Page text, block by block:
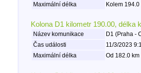
Maximální délka
Kolem
Kolona D1 kilometr 190.00, délka
Název komunikace
D1 (Praha -
Čas události
11/3/2023
Maximální délka
Od 182.0